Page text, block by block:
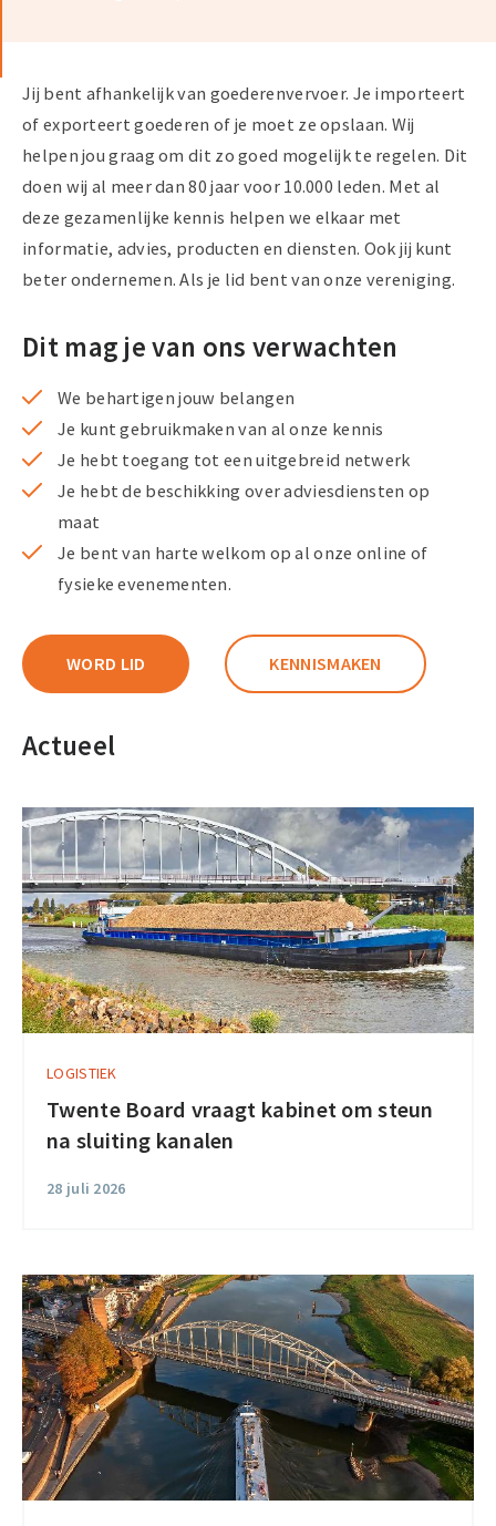
Jij bent afhankelijk van goederenvervoer. Je importeert
of exporteert goederen of je moet ze opslaan. Wij
helpen jou graag om dit zo goed mogelijk te regelen. Dit
doen wij al meer dan 80 jaar voor 10.000 leden. Met al
deze gezamenlijke kennis helpen we elkaar met
informatie, advies, producten en diensten. Ook jij kunt
beter ondernemen. Als je lid bent van onze vereniging.
Dit mag je van ons verwachten
We behartigen jouw belangen
Je kunt gebruikmaken van al onze kennis
Je hebt toegang tot een uitgebreid netwerk
Je hebt de beschikking over adviesdiensten op
maat
Je bent van harte welkom op al onze online of
fysieke evenementen.
WORD LID KENNISMAKEN
Actueel
LOGISTIEK
Twente Board vraagt kabinet om steun
na sluiting kanalen
28 juli 2026